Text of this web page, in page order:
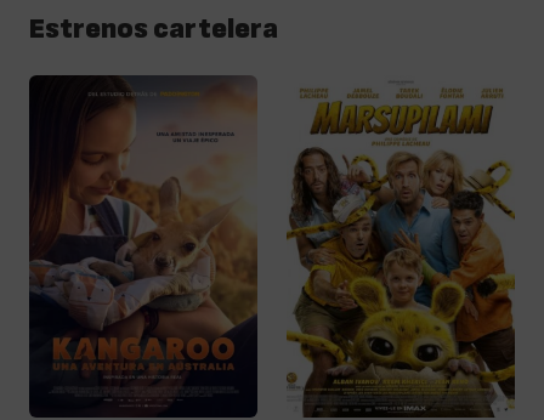
Estrenos cartelera